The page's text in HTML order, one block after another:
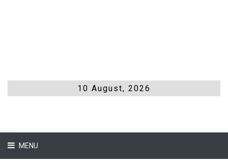
10 August, 2026
MENU